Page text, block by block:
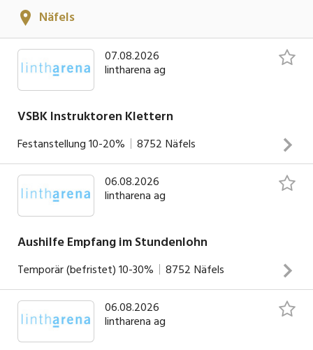
SandraGilly
Leiterin Administration & Personal
055 618 70 70
E-Mail
Näfels
07.08.2026
lintharena ag
VSBK Instruktoren Klettern
Festanstellung10-20% 8752 Näfels
Deine Aufgaben vorbereiten, unterrichten und
nachbearbeiten von Kletterkursen auf verschiedenen
Stufen Durchführung von Privatlektionen Begleitung von
Firmenevents, Ferienkursen, Kindergeburtstagen etc.
Stellvertretungen zu übernehmen Organisation der eigenen
Stellvertretung
06.08.2026
lintharena ag
Aushilfe Empfang im Stundenlohn
Temporär (befristet)10-30% 8752 Näfels
Deine Aufgaben bedienen der Gäste an der Sportkasse
betreuen des hauseigenen Shops beantworten von
06.08.2026
lintharena ag